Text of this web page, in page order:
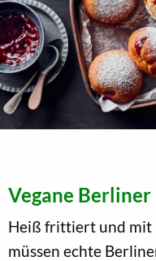
Vegane Berliner
Heiß frittiert und mit
müssen echte